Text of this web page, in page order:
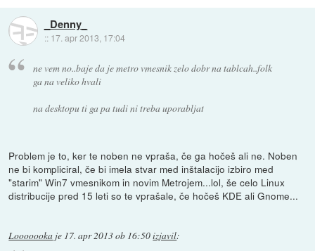
_Denny_
:: 17. apr 2013, 17:04
ne vem no..baje da je metro vmesnik zelo dobr na tablcah..folk
ga na veliko hvali
na desktopu ti ga pa tudi ni treba uporabljat
Problem je to, ker te noben ne vpraša, če ga hočeš ali ne. Noben
ne bi kompliciral, če bi imela stvar med inštalacijo izbiro med
"starim" Win7 vmesnikom in novim Metrojem...lol, še celo Linux
distribucije pred 15 leti so te vprašale, če hočeš KDE ali Gnome...
Looooooka je 17. apr 2013 ob 16:50izjavil: